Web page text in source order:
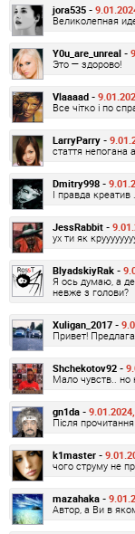
jora535 -
Великолепная
Y0u_are_unreal -
Это — здорово!
Vlaaaad -
Все чітко і по
LarryParry -
стаття непогана
Dmitry998 -
І правда креатив
JessRabbit -
ух ти як
BlyadskiyRak -
Я ось думаю, а де
невже з голови?
Xuligan_2017 -
Привет!
Shchekotov92 -
Мало чувств.. но
gn1da -
Після
k1master -
чого струму не
mazahaka -
Автор, а Ви в